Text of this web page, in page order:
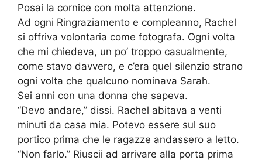
Posai la cornice con molta attenzione.
Ad ogni Ringraziamento e compleanno, Rachel
si offriva volontaria come fotografa. Ogni volta
che mi chiedeva, un po’ troppo casualmente,
come stavo davvero, e c’era quel silenzio strano
ogni volta che qualcuno nominava Sarah.
Sei anni con una donna che sapeva.
“Devo andare,” dissi. Rachel abitava a venti
minuti da casa mia. Potevo essere sul suo
portico prima che le ragazze andassero a letto.
“Non farlo.” Riuscii ad arrivare alla porta prima